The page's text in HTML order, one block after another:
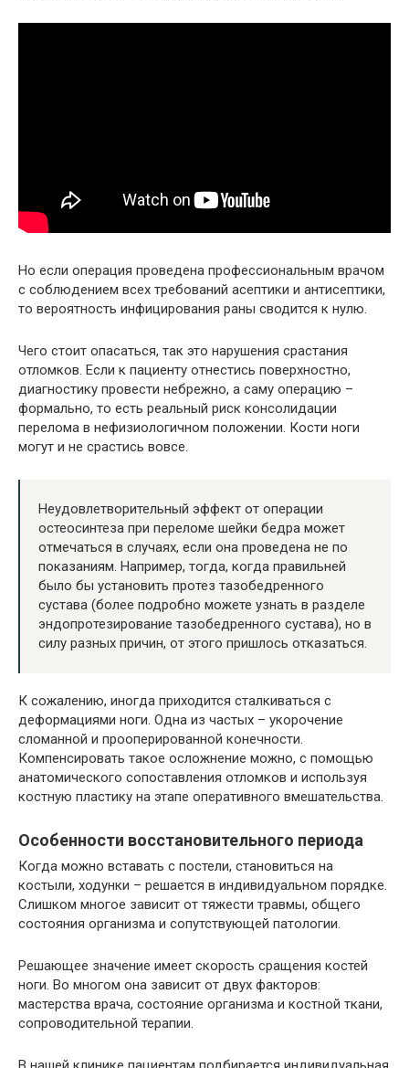
Но если операция проведена профессиональным врачом
с соблюдением всех требований асептики и антисептики,
то вероятность инфицирования раны сводится к нулю.
Чего стоит опасаться, так это нарушения срастания
отломков. Если к пациенту отнестись поверхностно,
диагностику провести небрежно, а саму операцию –
формально, то есть реальный риск консолидации
перелома в нефизиологичном положении. Кости ноги
могут и не срастись вовсе.
Неудовлетворительный эффект от операции
остеосинтеза при переломе шейки бедра может
отмечаться в случаях, если она проведена не по
показаниям. Например, тогда, когда правильней
было бы установить протез тазобедренного
сустава (более подробно можете узнать в разделе
эндопротезирование тазобедренного сустава), но в
силу разных причин, от этого пришлось отказаться.
К сожалению, иногда приходится сталкиваться с
деформациями ноги. Одна из частых – укорочение
сломанной и прооперированной конечности.
Компенсировать такое осложнение можно, с помощью
анатомического сопоставления отломков и используя
костную пластику на этапе оперативного вмешательства.
Особенности восстановительного периода
Когда можно вставать с постели, становиться на
костыли, ходунки – решается в индивидуальном порядке.
Слишком многое зависит от тяжести травмы, общего
состояния организма и сопутствующей патологии.
Решающее значение имеет скорость сращения костей
ноги. Во многом она зависит от двух факторов:
мастерства врача, состояние организма и костной ткани,
сопроводительной терапии.